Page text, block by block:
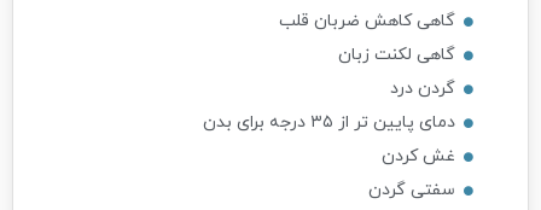
گاهی کاهش ضربان قلب
گاهی لکنت زبان
گردن درد
دمای پایین تر از ۳۵ درجه برای بدن
غش کردن
سفتی گردن